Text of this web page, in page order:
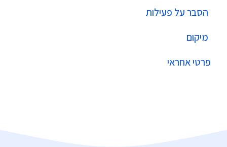
הסבר על פעילות
מיקום
פרטי אחראי